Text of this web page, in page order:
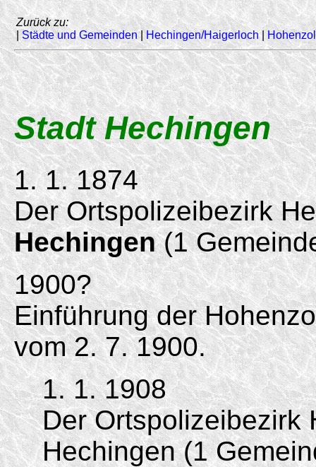
Zurück zu:
| Städte und Gemeinden| Hechingen/Haigerloch|
Stadt Hechingen
1. 1. 1874
Der Ortspolizeibezirk
Hechingen(1
1900?
Einführung der
vom 2. 7. 1900.
1. 1. 1908
Der Ortspolizeibezirk
Hechingen (1